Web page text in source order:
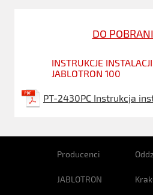
DO
INSTRUKCJE
JABLOTRON 100
PT-2430PC Instrukcja
Producenci
JABLOTRON